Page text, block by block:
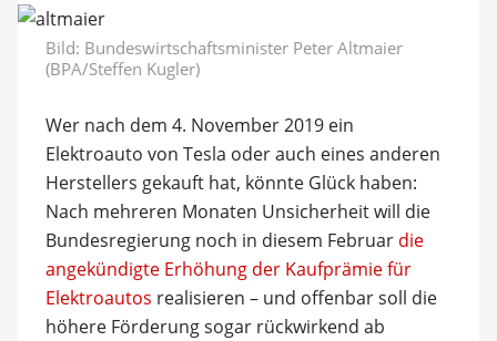
Bild: Bundeswirtschaftsminister Peter Altmaier
(BPA/Steffen Kugler)
Wer nach dem 4. November 2019 ein
Elektroauto von Tesla oder auch eines anderen
Herstellers gekauft hat, könnte Glück haben:
Nach mehreren Monaten Unsicherheit will die
Bundesregierung noch in diesem Februar die
angekündigte Erhöhung der Kaufprämie für
Elektroautos realisieren – und offenbar soll die
höhere Förderung sogar rückwirkend ab